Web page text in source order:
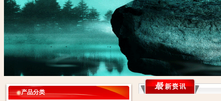
产品分类